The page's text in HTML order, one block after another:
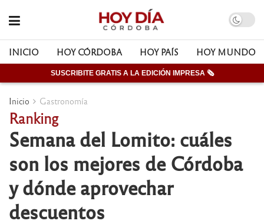
INICIO HOY CÓRDOBA HOY PAÍS HOY MUNDO
SUSCRIBITE GRATIS A LA EDICIÓN IMPRESA 🗞
Inicio Gastronomía
Ranking
Semana del Lomito: cuáles
son los mejores de Córdoba
y dónde aprovechar
descuentos